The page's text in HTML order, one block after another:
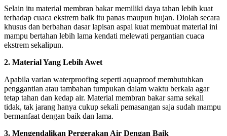
Selain itu material membran bakar memiliki daya tahan lebih kuat
terhadap cuaca ekstrem baik itu panas maupun hujan. Diolah secara
khusus dan berbahan dasar lapisan aspal kuat membuat material ini
mampu bertahan lebih lama kendati melewati pergantian cuaca
ekstrem sekalipun.
2. Material Yang Lebih Awet
Apabila varian waterproofing seperti aquaproof membutuhkan
penggantian atau tambahan tumpukan dalam waktu berkala agar
tetap tahan dan kedap air. Material membran bakar sama sekali
tidak, tak jarang hanya cukup sekali pemasangan saja sudah mampu
bermanfaat dengan baik dan lama.
3. Mengendalikan Pergerakan Air Dengan Baik